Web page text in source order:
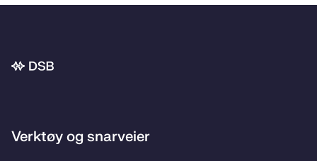
Bunnområde
Verktøy og snarveier